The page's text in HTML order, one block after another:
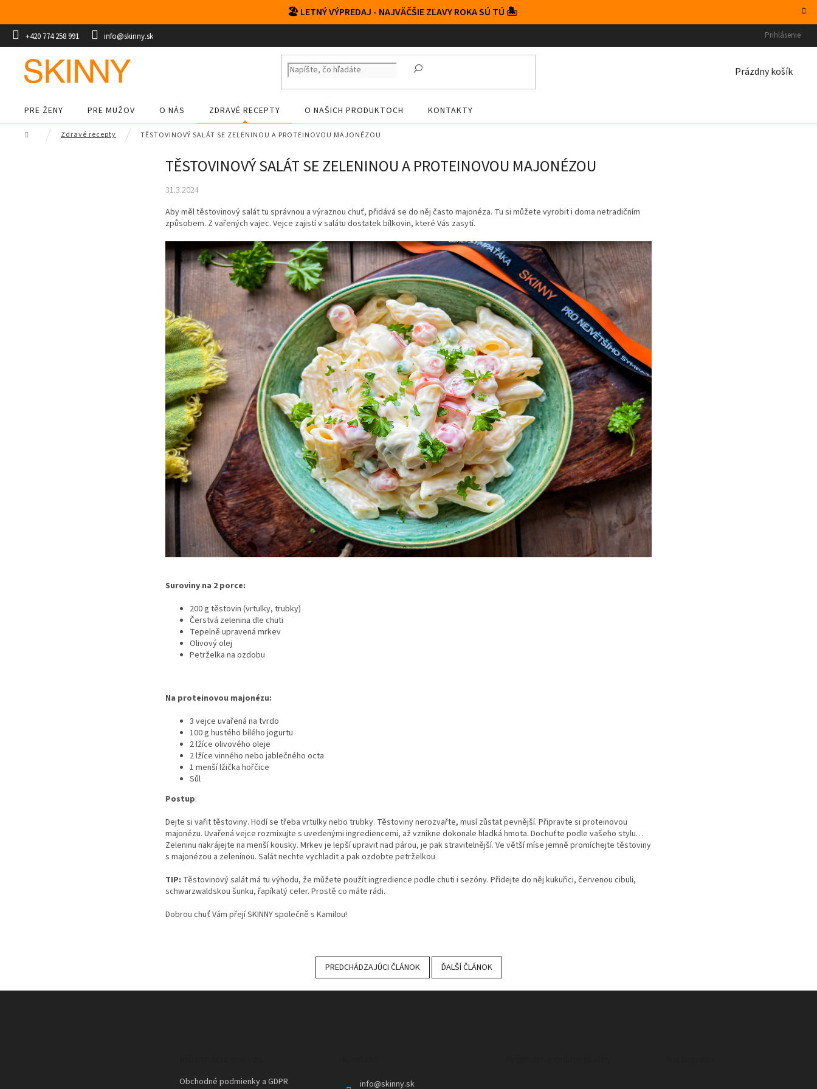
obsah
🏖️ LETNÝ VÝPREDAJ - NAJVÄČŠIE ZĽAVY ROKA SÚ TÚ 🏝️
+420 774 258 991 info@skinny.sk Prihlásenie
NÁKUPNÝ
Prázdny košík
PRE ŽENY PRE MUŽOV O NÁS ZDRAVÉ RECEPTY O NAŠICH PRODUKTOCH KONTAKTY
Domov Zdravé recepty TĚSTOVINOVÝ SALÁT SE ZELENINOU A PROTEINOVOU MAJONÉZOU
TĚSTOVINOVÝ SALÁT SE ZELENINOU A PROTEINOVOU MAJONÉZOU
31.3.2024
Aby měl těstovinový salát tu správnou a výraznou chuť, přidává se do něj často majonéza. Tu si můžete vyrobit i doma netradičním
způsobem. Z vařených vajec. Vejce zajistí v salátu dostatek bílkovin, které Vás zasytí.
Suroviny na 2 porce:
200 g těstovin (vrtulky, trubky)
Čerstvá zelenina dle chuti
Tepelně upravená mrkev
Olivový olej
Petrželka na ozdobu
Na proteinovou majonézu:
3 vejce uvařená na tvrdo
100 g hustého bílého jogurtu
2 lžíce olivového oleje
2 lžíce vinného nebo jablečného octa
1 menší lžička hořčice
Sůl
Postup:
Dejte si vařit těstoviny. Hodí se třeba vrtulky nebo trubky. Těstoviny nerozvařte, musí zůstat pevnější. Připravte si proteinovou
majonézu. Uvařená vejce rozmixujte s uvedenými ingrediencemi, až vznikne dokonale hladká hmota. Dochuťte podle vašeho stylu…
Zeleninu nakrájejte na menší kousky. Mrkev je lepší upravit nad párou, je pak stravitelnější. Ve větší míse jemně promíchejte těstoviny
s majonézou a zeleninou. Salát nechte vychladit a pak ozdobte petrželkou
TIP: Těstovinový salát má tu výhodu, že můžete použít ingredience podle chuti i sezóny. Přidejte do něj kukuřici, červenou cibuli,
schwarzwaldskou šunku, řapíkatý celer. Prostě co máte rádi.
Dobrou chuť Vám přejí SKINNY společně s Kamilou!
PREDCHÁDZAJÚCI ČLÁNOK ĎALŠÍ ČLÁNOK
Obchodné podmienky a GDPR info@skinny.sk